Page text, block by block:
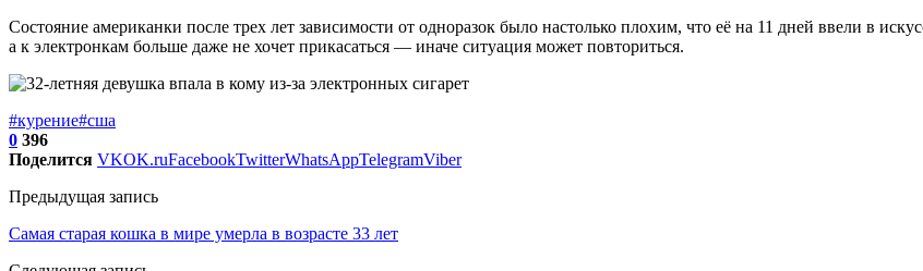
Состояние американки после трех лет зависимости от одноразок было настолько плохим, что её на 11 дней ввели в
а к электронкам больше даже не хочет прикасаться — иначе ситуация может повториться.
#курение#сша
0 396
Поделится VKOK.ruFacebookTwitterWhatsAppTelegramViber
Предыдущая запись
Самая старая кошка в мире умерла в возрасте 33 лет